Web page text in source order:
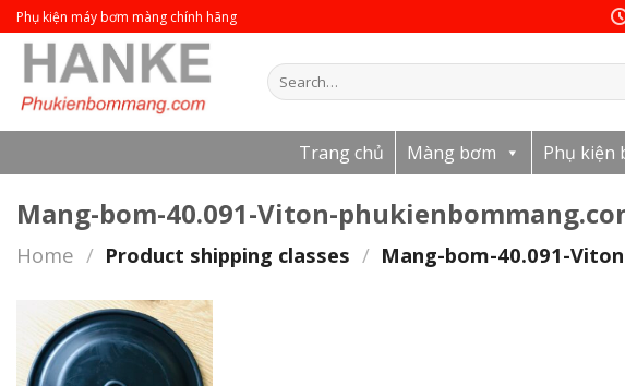
Skip
to
content
Phụ kiện máy bơm màng chính hãng
Search
for:
Trang chủ Màng bơm Phụ kiện
Mang-bom-40.091-Viton-
Home / Product shipping classes / Mang-bom-40.091-